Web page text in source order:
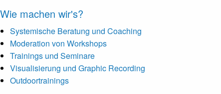
Wie machen wir's?
Systemische Beratung und Coaching
Moderation von Workshops
Trainings und Seminare
Visualisierung und Graphic Recording
Outdoortrainings